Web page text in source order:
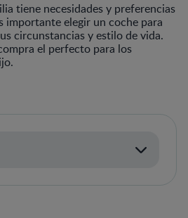
tiene necesidades y preferencias
importante elegir un coche para
circunstancias y estilo de vida.
el perfecto para los